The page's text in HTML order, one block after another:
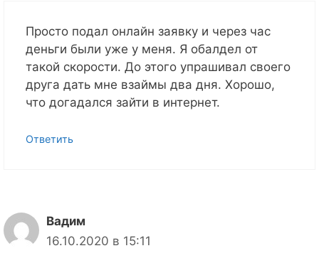
Просто подал онлайн заявку и через час
деньги были уже у меня. Я обалдел от
такой скорости. До этого упрашивал своего
друга дать мне взаймы два дня. Хорошо,
что догадался зайти в интернет.
Ответить
Вадим
16.10.2020 в 15:11